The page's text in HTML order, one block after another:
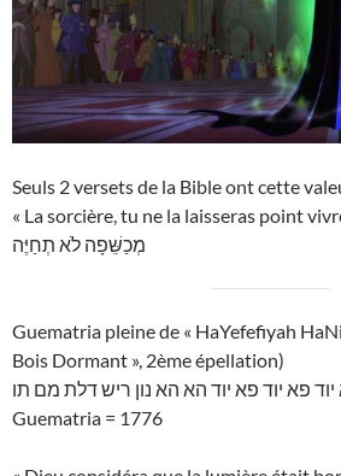
Seuls 2 versets de la Bible ont cette
« La sorcière, tu ne la laisseras point
מְכַשֵּׁפָה לֹא תְחַיֶּה
Guematria pleine de « HaYefefiyah
Bois Dormant », 2ème épellation)
פא יוד פא יוד הא הא נון ריש דלת מם תו
Guematria = 1776